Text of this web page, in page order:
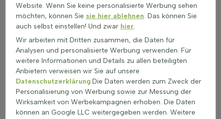
werden, außer bei Frost. Pflanzen mit Wurzelballen oder
bloßen Wurzeln sollten im Frühjahr oder Herbst gepflanzt
werden. Die Pflanzabstände für pflegearme Zierpflanzen
hängen von der Art, der Größe beim Pflanzen und der
Wachstumsrate ab. Informationen zur Anzahl der Pflanzen
pro Meter oder Quadratmeter sind auf der Heijnen-
Produktseite zu finden. Die richtige Bodenbearbeitung ist
entscheidend für das Wachstum von pflegefreundlichen
Gartenpflanzen. Der Boden sollte gut durchlässig und
nährstoffreich sein. Vor dem Pflanzen ist es wichtig, den
Boden gut zu lockern und eventuell Kompost hinzuzufügen.
Website. Wenn Sie keine personalisierte Werbung sehen
möchten, können Sie sie hier ablehnen. Das können Sie
auch selbst einstellen! Und zwar hier.
Wir arbeiten mit Dritten zusammen, die Daten für
Analysen und personalisierte Werbung verwenden. Für
weitere Informationen und Details zu allen beteiligten
Anbietern verweisen wir Sie auf unsere
Datenschutzerklärung.Die Daten werden zum Zweck der
Personalisierung von Werbung sowie zur Messung der
Wirksamkeit von Werbekampagnen erhoben. Die Daten
können an Google LLC weitergegeben werden. Weitere